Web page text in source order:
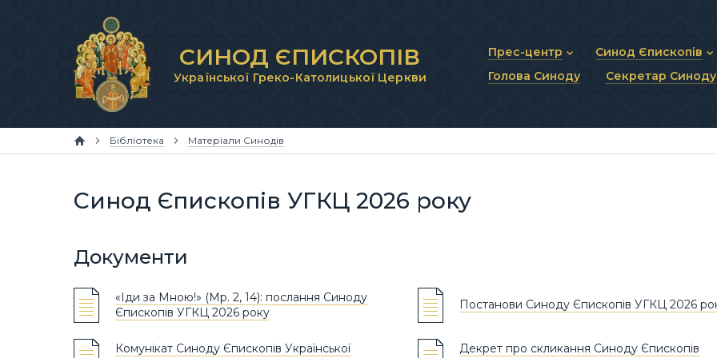
СИНОД ЄПИСКОПІВ
Української Греко-Католицької Церкви
Прес-центр
Новини та анонси
Синод Єпископів
Статут Синоду
Синодальні органи
Голова Синоду Секретар Синоду
Бібліотека Матеріали Синодів
Синод Єпископів УГКЦ 2026 року
Документи
«Іди за Мною!» (Мр. 2, 14): послання Синоду
Єпископів УГКЦ 2026 року
Постанови Синоду Єпископів УГКЦ 2026
Комунікат Синоду Єпископів Української
Декрет про скликання Синоду Єпископів